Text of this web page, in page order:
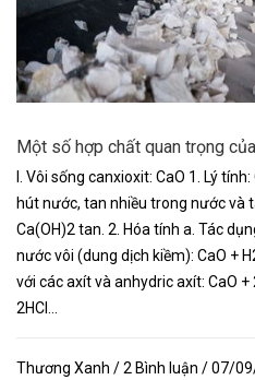
Một số hợp chất quan trọng
I. Vôi sống canxioxit: CaO 1. Lý
hút nước, tan nhiều trong nước và
Ca(OH)2 tan. 2. Hóa tính a. Tác
nước vôi (dung dịch kiềm): CaO +
với các axít và anhydric axít: CaO
2HCl...
Thương Xanh / 2 Bình luận / 07/